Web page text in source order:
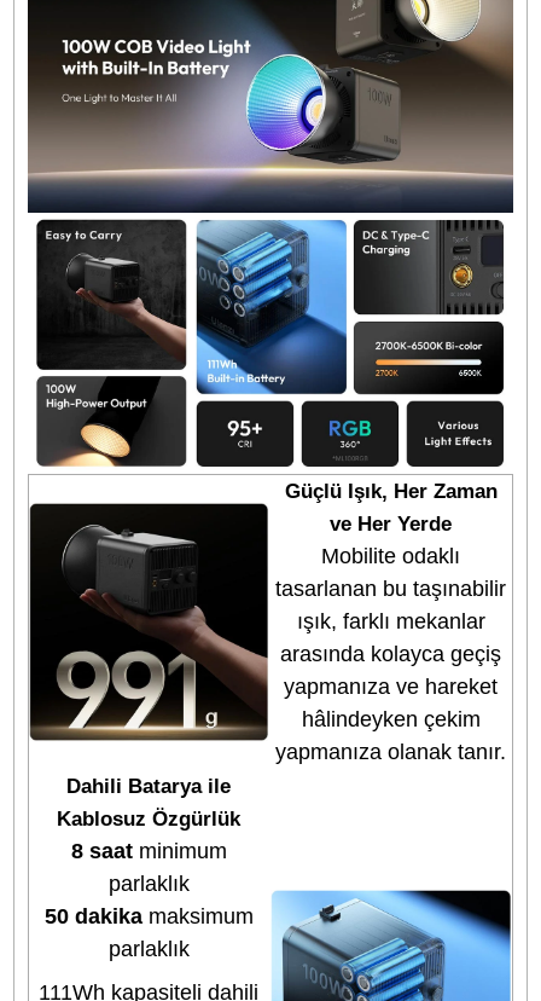
sayesinde ten tonları ve ürün görselleri doğal görünür.
ışığı özellikle ticari çekimler, röportajlar ve sinematik
için ideal hale getirir.
Tasarım ve Ergonomi
Modelin kompakt ve hafif yapısı mobil kullanım için
edilmiştir. Mini-Bowens aksesuar yuvası hem dayanıklı
geniş aksesuar çeşitliliği sağlayan bir bağlantı sunar. Arka
ekran parlaklık, mod ve sıcaklık gibi bilgileri net şekilde
Gövde malzemesi uzun ömürlü kullanım için
Teknik Özellikler
Model:
Ulanzi 100W Bi-Color
Güç Çıkışı:
100W COB LED
Renk Sıcaklığı:
Mini-Bowens Mount
Sabit ışık + çeşitli efekt modları
Soğutma:Sessiz fan destekli aktif soğutma
Gövde Malzemesi:
Metal + ABS
Güç Yapısı:Dahili batarya + adaptör
Arka LCD gösterge
Ağırlık:Hafif ve taşınabilir tasarım
Montaj:Standart ışık standı uyumlu
Paket İçeriği
Video Light *1
Power Adapter (1.5m şarj kablosu dahil) *1
Reflector *1
Diffusion Dome *1
User Manual *1
Genel Değerlendirme